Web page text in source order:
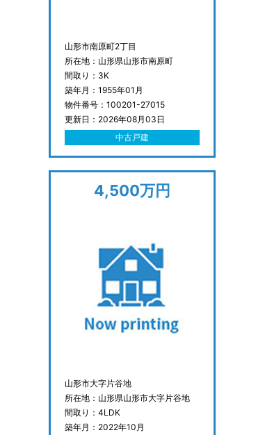
山形市南原町2丁目
所在地：山形県山形市南原町
間取り：3K
築年月：1955年01月
物件番号：100201-27015
更新日：2026年08月03日
中古戸建
4,500万円
山形市大字片谷地
所在地：山形県山形市大字片谷地
間取り：4LDK
築年月：2022年10月